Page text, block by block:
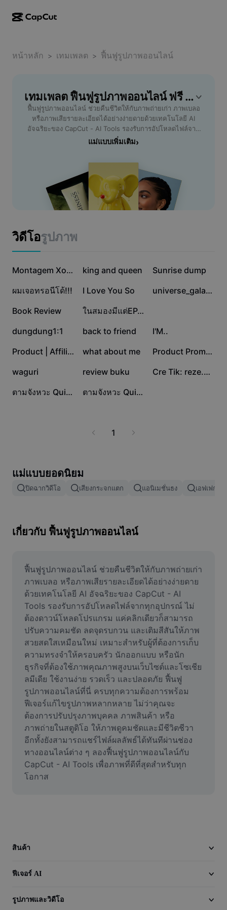
CapCut บนเดสก์ท็อป
CapCut Pad
CapCut บนมือถือ
สตูดิโอวิดีโอ
ตัวสร้างวิดีโอ AI
เครื่องมือสร้างรูปภาพ AI
Dreamina Seedance 2.5
Nano Banana Pro
คำบรรยายอัตโนมัติ
ผสานรูปภาพ
ปรับขนาดรูปภาพ
เครื่องมือสร้างมีม
AI Text Remover
AI People Remover
AI Inpainting
Face Cutout
วิดีโอ
ลบพื้นหลังวิดีโอ
ปรับปรุงคุณภาพ
เครื่องมือตัดต่อวิดีโอ
ตัดแต่งวิดีโอ
เครื่องมือสร้างและแก้ไขวิดีโอ
เครื่องมือสร้างและแก้ไขรูปภาพ
เครื่องมือสร้างและแก้ไขเสียงพูด
กรณีการใช้งาน
การตลาด
แม่แบบโซเชียลมีเดีย
อื่นๆ
แม่แบบเอฟเฟกต์
แม่แบบธุรกิจ
แม่แบบอุตสาหกรรม
แม่แบบรีแคป
โครงการริเริ่ม
พันธมิตร
โปรแกรมพันธมิตรเพื่อการสร้างสรรค์
โปรแกรม CapCut Creative Campus
ศูนย์ความเชื่อถือ
ศูนย์ช่วยเหลือ
เกี่ยวกับเงื่อนไขการใช้บริการของ CapCut
Dreamina Seedance 2.0 Launch
หน้าหลัก > เทมเพลต > ฟื้นฟูรูปภาพออนไลน์
เทมเพลต ฟื้นฟูรูปภาพออนไลน์ ฟรี โดย CapCut
ฟื้นฟูรูปภาพออนไลน์ ช่วยคืนชีวิตให้กับภาพถ่ายเก่า ภาพเบลอ
หรือภาพเสียรายละเอียดได้อย่างง่ายดายด้วยเทคโนโลยี AI
อัจฉริยะของ CapCut - AI Tools รองรับการอัปโหลดไฟล์จาก
ทุกอุปกรณ์ ไม่ต้องดาวน์โหลดโปรแกรม แค่คลิกเดียวก็สามารถ
ครอบครัว นักออกแบบ หรือนักธุรกิจที่ต้องใช้ภาพคุณภาพสูงบน
เว็บไซต์และโซเชียลมีเดีย ใช้งานง่าย รวดเร็ว และปลอดภัย
ฟื้นฟูรูปภาพออนไลน์ที่นี่ ครบทุกความต้องการพร้อมฟีเจอร์
แก้ไขรูปภาพหลากหลาย ไม่ว่าคุณจะต้องการปรับปรุงภาพ
บุคคล ภาพสินค้า หรือภาพถ่ายในสตูดิโอ ให้ภาพดูคมชัดและมี
ออนไลน์ต่าง ๆ ลองฟื้นฟูรูปภาพออนไลน์กับ CapCut - AI Tools
เพื่อภาพที่ดีที่สุดสำหรับทุกโอกาส
แม่แบบเพิ่มเติม›
วิดีโอรูปภาพ
71.7K Montagem Xonada 62.2K
king and queen 55.2K
Sunrise dump
39.7K
ผมเจอทรอนีโด้!!! 20.8K
I Love You So 19.1K universe_galaxy
10.6K
Book Review 9.5K ในสมองมีแต่EP.2😋
7.3K
dungdung1:1 5.2K
back to friend 2.9K
I'M..
2.5K Product | Affiliate 2.5K
what about me 1.7K Product Promotion
1.7K
waguri 1.4K
review buku 964 Cre Tik: reze.0610
243 ตามจังหวะ Quick Cut 234 ตามจังหวะ Quick Cut
1
แม่แบบยอดนิยม
ปิดฉากวิดีโอ เสียงกระจกแตก แอนิเมชั่นธง เอฟเฟกต์
เกี่ยวกับ ฟื้นฟูรูปภาพออนไลน์
ฟื้นฟูรูปภาพออนไลน์ ช่วยคืนชีวิตให้กับภาพถ่ายเก่า
ภาพเบลอ หรือภาพเสียรายละเอียดได้อย่างง่ายดาย
ด้วยเทคโนโลยี AI อัจฉริยะของ CapCut - AI
Tools รองรับการอัปโหลดไฟล์จากทุกอุปกรณ์ ไม่
ต้องดาวน์โหลดโปรแกรม แค่คลิกเดียวก็สามารถ
ปรับความคมชัด ลดจุดรบกวน และเติมสีสันให้ภาพ
สวยสดใสเหมือนใหม่ เหมาะสำหรับผู้ที่ต้องการเก็บ
ความทรงจำให้ครอบครัว นักออกแบบ หรือนัก
ธุรกิจที่ต้องใช้ภาพคุณภาพสูงบนเว็บไซต์และโซเชีย
ลมีเดีย ใช้งานง่าย รวดเร็ว และปลอดภัย ฟื้นฟู
รูปภาพออนไลน์ที่นี่ ครบทุกความต้องการพร้อม
ฟีเจอร์แก้ไขรูปภาพหลากหลาย ไม่ว่าคุณจะ
ต้องการปรับปรุงภาพบุคคล ภาพสินค้า หรือ
ภาพถ่ายในสตูดิโอ ให้ภาพดูคมชัดและมีชีวิตชีวา
อีกทั้งยังสามารถแชร์ไฟล์ผลลัพธ์ได้ทันทีผ่านช่อง
ทางออนไลน์ต่าง ๆ ลองฟื้นฟูรูปภาพออนไลน์กับ
CapCut - AI Tools เพื่อภาพที่ดีที่สุดสำหรับทุก
โอกาส
สินค้า
ฟีเจอร์ AI
รูปภาพและวิดีโอ